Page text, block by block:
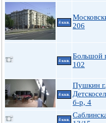
4 ккв.
206
4 ккв.
Большой
102
4 ккв.
Пушкин
б-р, 4
4 ккв.